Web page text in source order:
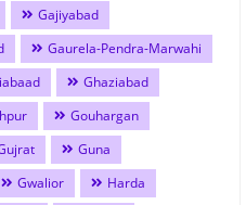
Gajiyabad
Gaurela-Pendra-Marwahi
Ghaziabad
Gouhargan
Guna
Gwalior
Harda